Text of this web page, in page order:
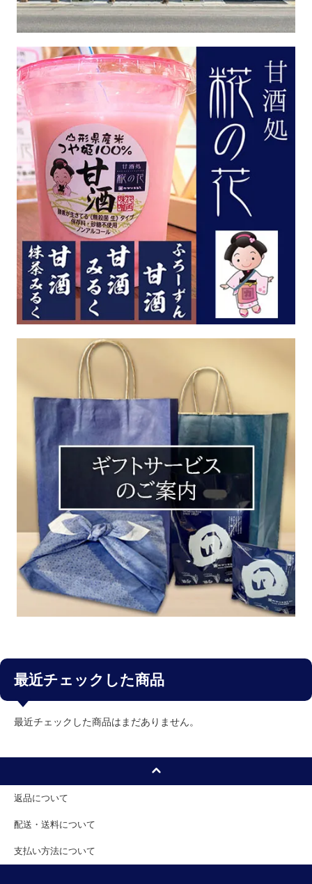
最近チェックした商品
最近チェックした商品はまだありません。
返品について
配送・送料について
支払い方法について